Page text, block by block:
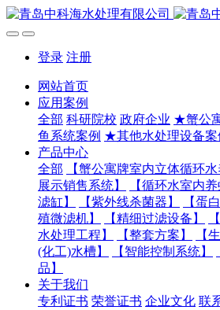
登录 注册
网站首页
应用案例
全部 科研院校 政府企业 ★蟹公
鱼系统案例 ★其他水处理设备案
产品中心
全部
【蟹公寓牌室内立体循环水
展示销售系统】
【循环水室内
滤缸】
【紫外线杀菌器】 【蛋
殖微滤机】
【精细过滤设备】
水处理工程】
【整套方案】 【
(化工)水槽】
【智能控制系统】
品】
关于我们
专利证书 荣誉证书 企业文化 联